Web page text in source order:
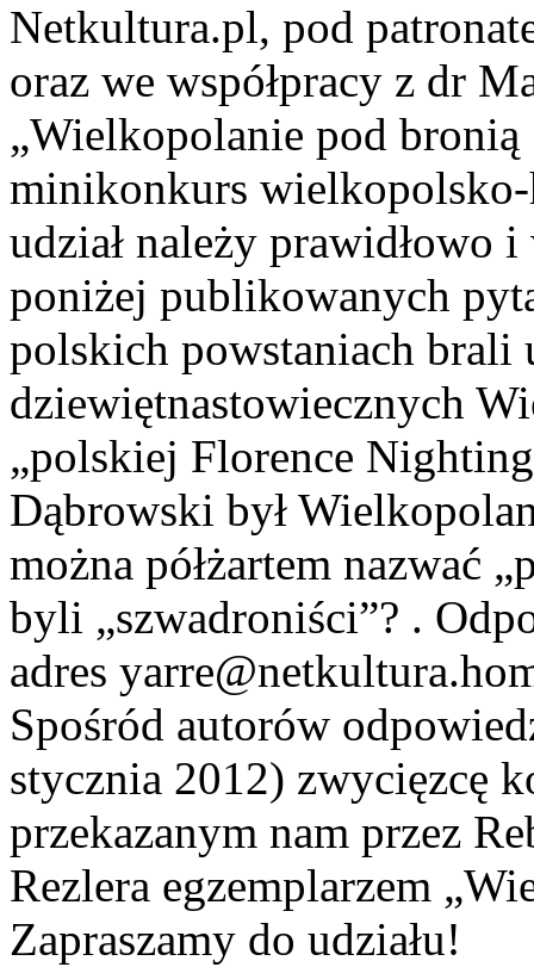
Netkultura.pl, pod
oraz we współpracy z dr
„Wielkopolanie pod bronią
minikonkurs
udział należy prawidłowo
poniżej publikowanych
polskich powstaniach brali
dziewiętnastowiecznych
„polskiej Florence
Dąbrowski był
można półżartem nazwać
byli „szwadroniści”? .
adres
Spośród autorów
stycznia 2012) zwycięzcę
przekazanym nam przez
Rezlera egzemplarzem
Zapraszamy do udziału!